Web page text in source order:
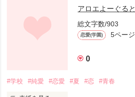
アロエよーぐると
総文字数/903
恋愛(学園) 5ページ
0
#学校 #純愛 #恋愛 #夏 #恋 #青春